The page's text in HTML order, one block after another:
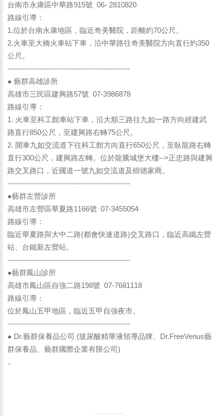
台南市永康區中華路915號 06- 2810820
路線引導：
1.位於台南永康地區，臨近奇美醫院，距離約70公尺。
2.火車至大橋火車站下車，沿中華路往奇美醫院方向直行約350
公尺。
--------------------------------------------------
● 藝群高雄診所
高雄市三民區建興路57號 07-3986878
路線引導：
1. 火車至科工館車站下車，沿大順三路往九如一路方向經建武
路直行850公尺，至建興路右轉75公尺。
2. 開車九如交流道下往科工館方向直行650公尺，至臥龍路右轉
直行300公尺，建興路左轉。位於龍騰城堡大樓-->正忠路與建興
路交叉路口，近國道一號九如交流道及樹德家商。
--------------------------------------------------
●藝群左營診所
高雄市左營區華夏路1166號 07-3455054
路線引導：
臨近華夏路與大中二路(都會快速道路)交叉路口，臨近高鐵左營
站、台鐵新左營站。
--------------------------------------------------
●藝群鳳山診所
高雄市鳳山區自強二路198號 07-7681118
路線引導：
位於鳳山五甲地區，臨近五甲自強夜市。
--------------------------------------------------
● Dr.藝群保養品公司 (玻尿酸精華液領導品牌、Dr.FreeVenus藝
群保養品、藝群國際企業有限公司)
..